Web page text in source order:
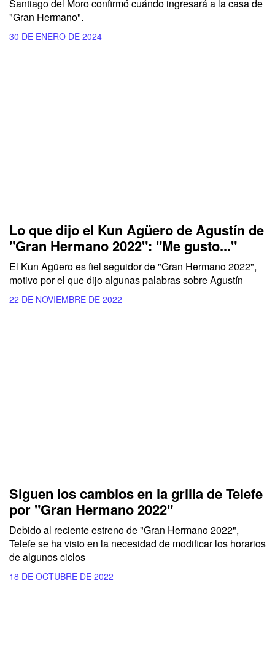
Santiago del Moro confirmó cuándo ingresará a la casa de
"Gran Hermano".
30 DE ENERO DE 2024
Lo que dijo el Kun Agüero de Agustín de
"Gran Hermano 2022": "Me gusto..."
El Kun Agüero es fiel seguidor de "Gran Hermano 2022",
motivo por el que dijo algunas palabras sobre Agustín
22 DE NOVIEMBRE DE 2022
Siguen los cambios en la grilla de Telefe
por "Gran Hermano 2022"
Debido al reciente estreno de "Gran Hermano 2022",
Telefe se ha visto en la necesidad de modificar los horarios
de algunos ciclos
18 DE OCTUBRE DE 2022